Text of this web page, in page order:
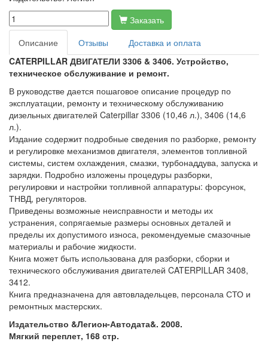
Заказать
Описание
Отзывы
Доставка и оплата
CATERPILLAR ДВИГАТЕЛИ 3306 & 3406. Устройство,
техническое обслуживание и ремонт.
В руководстве дается пошаговое описание процедур по
эксплуатации, ремонту и техническому обслуживанию
дизельных двигателей Caterpillar 3306 (10,46 л.), 3406 (14,6
л.).
Издание содержит подробные сведения по разборке, ремонту
и регулировке механизмов двигателя, элементов топливной
системы, систем охлаждения, смазки, турбонаддува, запуска и
зарядки. Подробно изложены процедуры разборки,
регулировки и настройки топливной аппаратуры: форсунок,
ТНВД, регуляторов.
Приведены возможные неисправности и методы их
устранения, сопрягаемые размеры основных деталей и
пределы их допустимого износа, рекомендуемые смазочные
материалы и рабочие жидкости.
Книга может быть использована для разборки, сборки и
технического обслуживания двигателей CATERPILLAR 3408,
3412.
Книга предназначена для автовладельцев, персонала СТО и
ремонтных мастерских.
Издательство &Легион-Автодата&. 2008.
Мягкий переплет, 168 стр.